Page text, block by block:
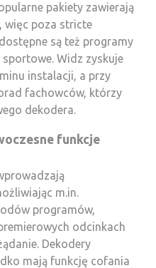
pakiety zawierają
więc poza stricte
są też programy
Widz zyskuje
instalacji, a przy
fachowców, którzy
dekodera.
funkcje
m.in.
programów,
odcinkach
Dekodery
mają funkcję cofania